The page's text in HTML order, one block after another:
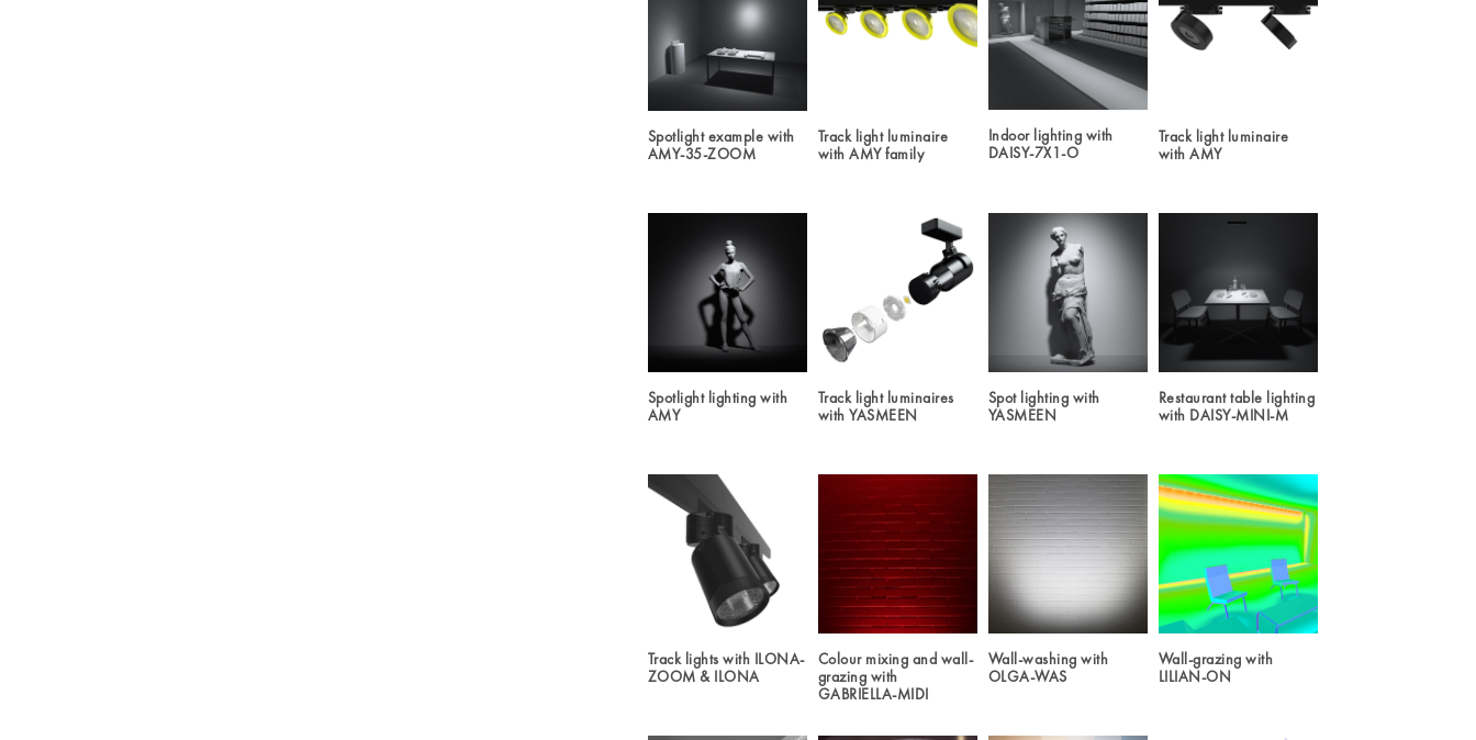
Spotlight example with
AMY-35-ZOOM
Track light luminaire
with AMY family
Indoor lighting with
DAISY-7X1-O
Track light luminaire
with AMY
Spotlight lighting with
AMY
Track light luminaires
with YASMEEN
Spot lighting with
YASMEEN
Restaurant table lighting
with DAISY-MINI-M
Track lights with ILONA-
ZOOM & ILONA
Colour mixing and wall-
grazing with
GABRIELLA-MIDI
Wall-washing with
OLGA-WAS
Wall-grazing with
LILIAN-ON